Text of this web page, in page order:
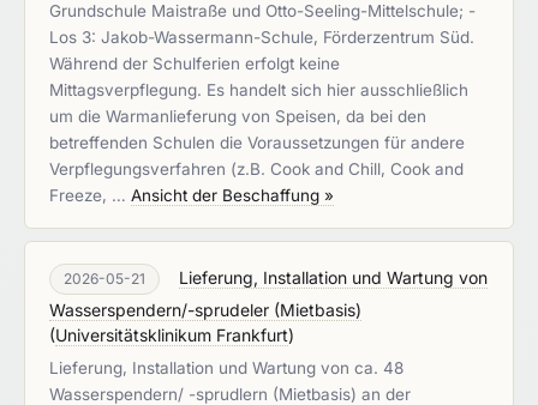
Grundschule Maistraße und Otto-Seeling-Mittelschule; -
Los 3: Jakob-Wassermann-Schule, Förderzentrum Süd.
Während der Schulferien erfolgt keine
Mittagsverpflegung. Es handelt sich hier ausschließlich
um die Warmanlieferung von Speisen, da bei den
betreffenden Schulen die Voraussetzungen für andere
Verpflegungsverfahren (z.B. Cook and Chill, Cook and
Freeze, … Ansicht der Beschaffung »
2026-05-21
Lieferung, Installation und Wartung von
Wasserspendern/-sprudeler (Mietbasis)
(Universitätsklinikum Frankfurt)
Lieferung, Installation und Wartung von ca. 48
Wasserspendern/ -sprudlern (Mietbasis) an der